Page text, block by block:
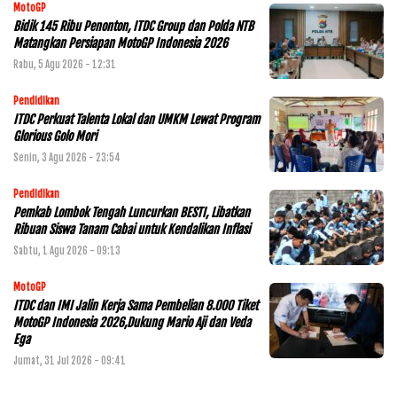
MotoGP
Bidik 145 Ribu Penonton, ITDC Group dan Polda NTB
Matangkan Persiapan MotoGP Indonesia 2026
Rabu, 5 Agu 2026 - 12:31
Pendidikan
ITDC Perkuat Talenta Lokal dan UMKM Lewat Program
Glorious Golo Mori
Senin, 3 Agu 2026 - 23:54
Pendidikan
Pemkab Lombok Tengah Luncurkan BESTI, Libatkan
Ribuan Siswa Tanam Cabai untuk Kendalikan Inflasi
Sabtu, 1 Agu 2026 - 09:13
MotoGP
ITDC dan IMI Jalin Kerja Sama Pembelian 8.000 Tiket
MotoGP Indonesia 2026,Dukung Mario Aji dan Veda
Ega
Jumat, 31 Jul 2026 - 09:41